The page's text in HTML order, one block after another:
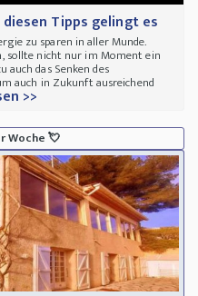
Tipps gelingt es
zu sparen in aller Munde.
sollte nicht nur im Moment ein
auch das Senken des
auch in Zukunft ausreichend
>>
Woche💘